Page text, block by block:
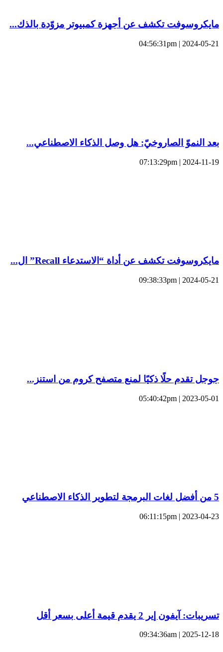
مايكروسوفت تكشف عن أجهزة كمبيوتر مزوّدة بالذك...
2024-05-21 | 04:56:31pm
بعد النموّ الصاروخيّ: هل وصل الذكاء الاصطناعي...
2024-11-19 | 07:13:29pm
مايكروسوفت تكشف عن أداة “الاستدعاء Recall” ال...
2024-05-21 | 09:38:33pm
جوجل تقدم حلًا ذكيًا لمنع متصفح كروم من استنز...
2023-05-01 | 05:40:42pm
5 من أفضل لغات البرمجة لتطوير الذكاء الاصطناعي
2023-04-23 | 06:11:15pm
تسريبات: آيفون إير 2 يقدم قيمة أعلى بسعر أقل
2025-12-18 | 09:34:36am